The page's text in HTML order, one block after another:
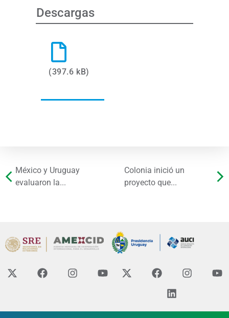
Descargas
(397.6 kB)
México y Uruguay
evaluaron la...
Colonia inició un
proyecto que...